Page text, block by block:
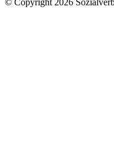
© Copyright 2026